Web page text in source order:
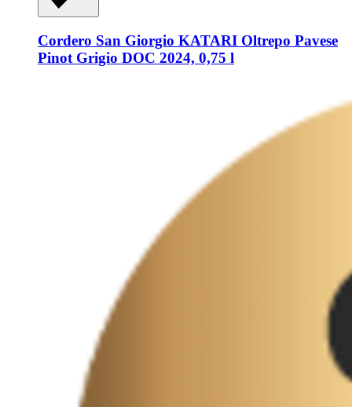
Cordero San Giorgio KATARI Oltrepo Pavese
Pinot Grigio DOC 2024, 0,75 l